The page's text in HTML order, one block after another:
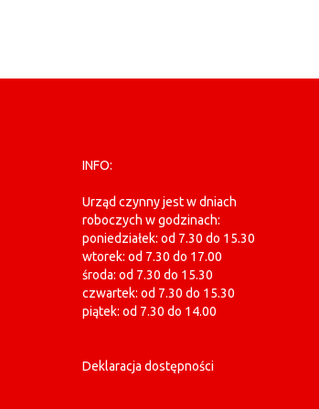
INFO:
Urząd czynny jest w dniach
roboczych w godzinach:
poniedziałek: od 7.30 do 15.30
wtorek: od 7.30 do 17.00
środa: od 7.30 do 15.30
czwartek: od 7.30 do 15.30
piątek: od 7.30 do 14.00
Deklaracja dostępności